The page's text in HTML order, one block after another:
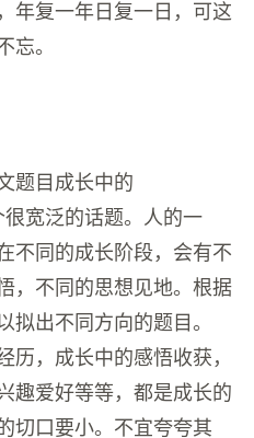
年复一年日复一日，可这
忘。
题目成长中的
很宽泛的话题。人的一
不同的成长阶段，会有不
，不同的思想见地。根据
拟出不同方向的题目。
历，成长中的感悟收获，
趣爱好等等，都是成长的
切口要小。不宜夸夸其